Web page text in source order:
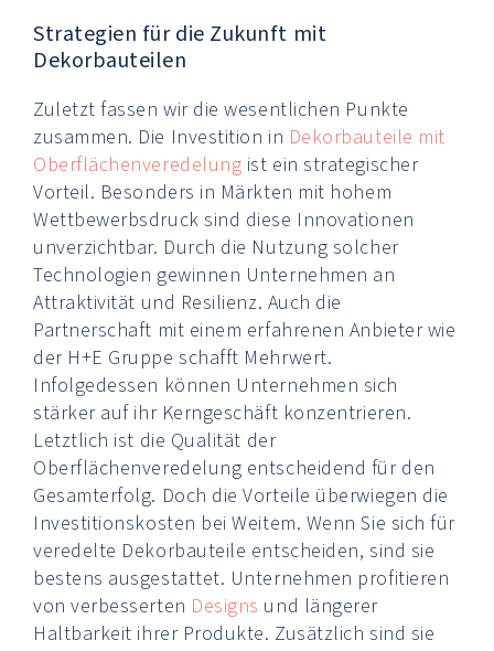
Strategien für die Zukunft mit
Dekorbauteilen
Zuletzt fassen wir die wesentlichen Punkte
zusammen. Die Investition in Dekorbauteile mit
Oberflächenveredelung ist ein strategischer
Vorteil. Besonders in Märkten mit hohem
Wettbewerbsdruck sind diese Innovationen
unverzichtbar. Durch die Nutzung solcher
Technologien gewinnen Unternehmen an
Attraktivität und Resilienz. Auch die
Partnerschaft mit einem erfahrenen Anbieter wie
der H+E Gruppe schafft Mehrwert.
Infolgedessen können Unternehmen sich
stärker auf ihr Kerngeschäft konzentrieren.
Letztlich ist die Qualität der
Oberflächenveredelung entscheidend für den
Gesamterfolg. Doch die Vorteile überwiegen die
Investitionskosten bei Weitem. Wenn Sie sich für
veredelte Dekorbauteile entscheiden, sind sie
bestens ausgestattet. Unternehmen profitieren
von verbesserten Designs und längerer
Haltbarkeit ihrer Produkte. Zusätzlich sind sie